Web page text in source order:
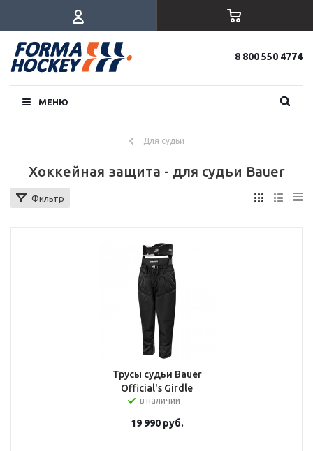
8 800 550 4774
МЕНЮ
Для судьи
Хоккейная защита - для судьи Bauer
Фильтр
Трусы судьи Bauer
Official's Girdle
в наличии
19 990руб.